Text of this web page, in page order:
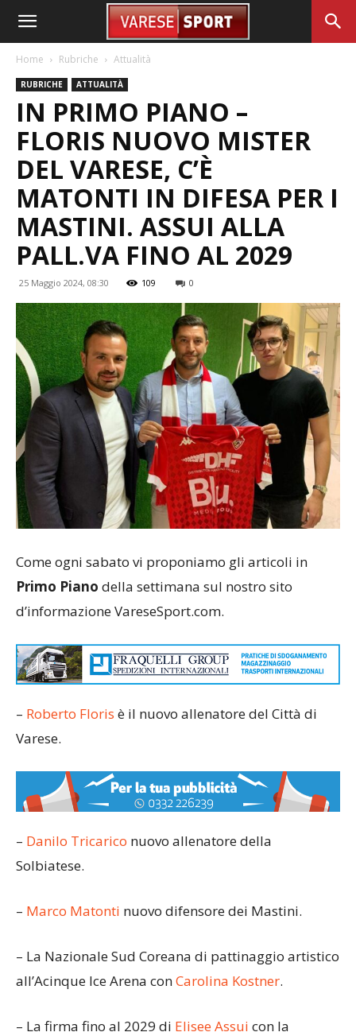
Home Rubriche Attualità
RUBRICHE ATTUALITÀ
IN PRIMO PIANO –
FLORIS NUOVO MISTER
DEL VARESE, C’È
MATONTI IN DIFESA PER I
MASTINI. ASSUI ALLA
PALL.VA FINO AL 2029
25 Maggio 2024, 08:30 109 0
Come ogni sabato vi proponiamo gli articoli in
Primo Piano della settimana sul nostro sito
d’informazione VareseSport.com.
– Roberto Floris è il nuovo allenatore del Città di
Varese.
– Danilo Tricarico nuovo allenatore della
Solbiatese.
– Marco Matonti nuovo difensore dei Mastini.
– La Nazionale Sud Coreana di pattinaggio artistico
all’Acinque Ice Arena conCarolina Kostner.
– La firma fino al 2029 di Elisee Assui con la